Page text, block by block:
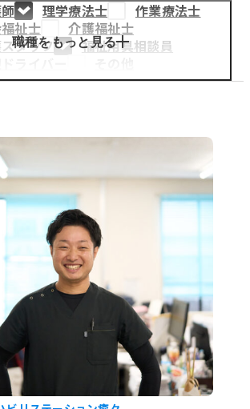
介護事業
種
ENTRY
理学療法士
作業療法士
祉士
介護福祉士
タッフ
福祉用具相談員
職種をもっと見る